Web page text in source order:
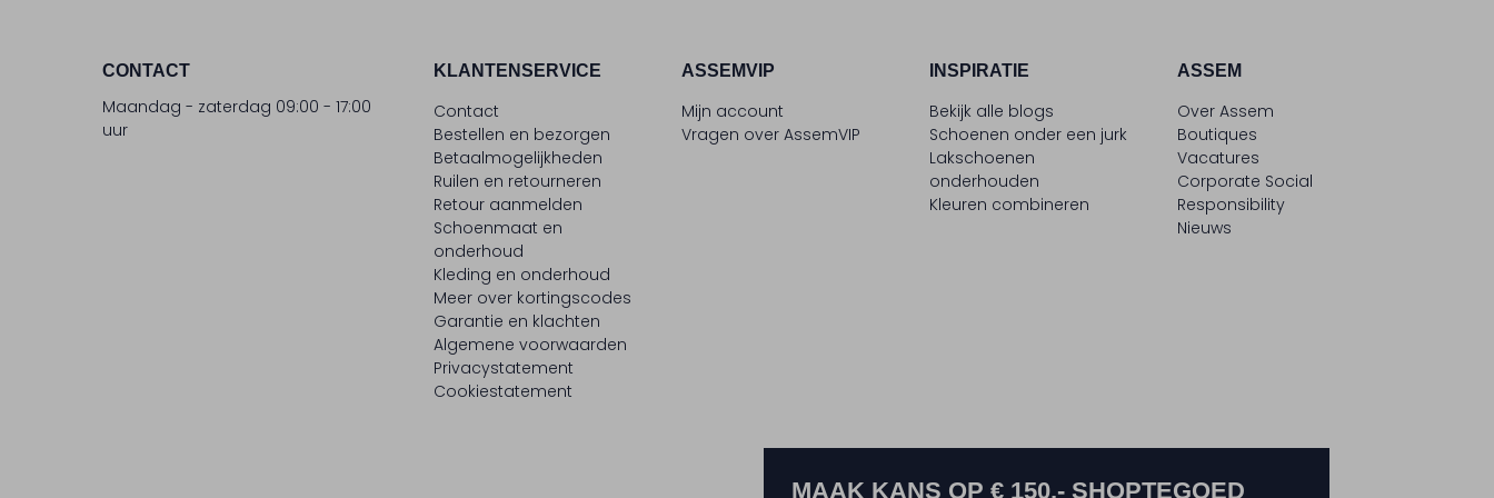
CONTACT
Maandag - zaterdag 09:00 - 17:00
uur
KLANTENSERVICE
Contact
Bestellen en bezorgen
Betaalmogelijkheden
Ruilen en retourneren
Retour aanmelden
Schoenmaat en
onderhoud
Kleding en onderhoud
Meer over kortingscodes
Garantie en klachten
Algemene voorwaarden
Privacystatement
Cookiestatement
ASSEMVIP
Mijn account
Vragen over AssemVIP
INSPIRATIE
Bekijk alle blogs
Schoenen onder een jurk
Lakschoenen
onderhouden
Kleuren combineren
ASSEM
Over Assem
Boutiques
Vacatures
Corporate Social
Responsibility
Nieuws
MAAK KANS OP € 150,- SHOPTEGOED